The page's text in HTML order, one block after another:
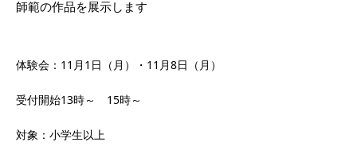
師範の作品を展示します
体験会：11月1日（月）・11月8日（月）
受付開始13時～ 15時～
対象：小学生以上